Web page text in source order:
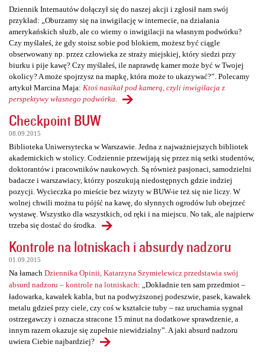
Dziennik Internautów dołączył się do naszej akcji i zgłosił nam swój
przykład: „Oburzamy się na inwigilację w internecie, na działania
amerykańskich służb, ale co wiemy o inwigilacji na własnym podwórku?
Czy myślałeś, że gdy stoisz sobie pod blokiem, możesz być ciągle
obserwowany np. przez człowieka ze straży miejskiej, który siedzi przy
biurku i pije kawę? Czy myślałeś, ile naprawdę kamer może być w Twojej
okolicy? A może spojrzysz na mapkę, która może to ukazywać?”. Polecamy
artykuł Marcina Maja: Ktoś nasikał pod kamerą, czyli inwigilacja z
perspektywy własnego podwórka
Checkpoint BUW
08.09.2015
Biblioteka Uniwersytecka w Warszawie. Jedna z najważniejszych bibliotek
akademickich w stolicy. Codziennie przewijają się przez nią setki studentów,
doktorantów i pracowników naukowych. Są również pasjonaci, samodzielni
badacze i warszawiacy, którzy poszukują niedostępnych gdzie indziej
pozycji. Wycieczka po mieście bez wizyty w BUW-ie też się nie liczy. W
wolnej chwili można tu pójść na kawę, do słynnych ogrodów lub obejrzeć
wystawę. Wszystko dla wszystkich, od ręki i na miejscu. No tak, ale najpierw
trzeba się dostać do środka.
Kontrole na lotniskach i absurdy nadzoru
01.09.2015
Na łamach Dziennika Opinii, Katarzyna Szymielewicz przedstawia swój
absurd nadzoru – kontrole na lotniskach: „Dokładnie ten sam przedmiot –
ładowarka, kawałek kabla, but na podwyższonej podeszwie, pasek, kawałek
metalu gdzieś przy ciele, czy coś w kształcie tuby – raz uruchamia sygnał
ostrzegawczy i oznacza stracone 15 minut na dodatkowe sprawdzenie, a
innym razem okazuje się zupełnie niewidzialny”. A jaki absurd nadzoru
uwiera Ciebie najbardziej?